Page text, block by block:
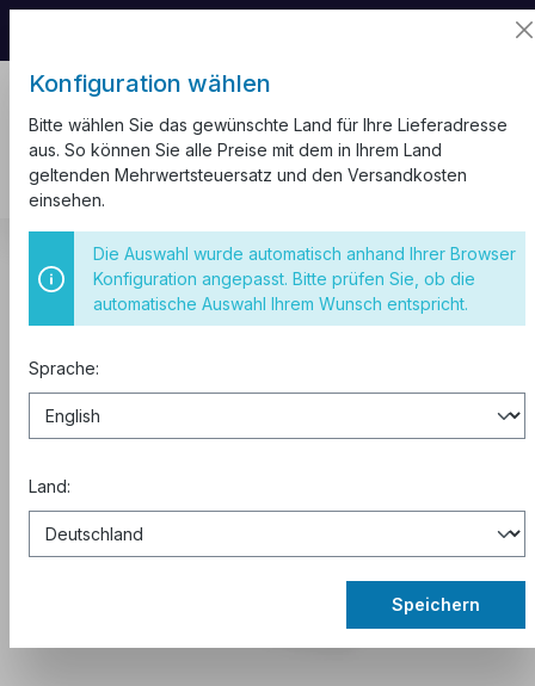
Kabel und Leitungen
Aderleitung H07V-K
Aderleitung H07V-K 2,5 mm²
Aderleitung flexibel H07V-K 2,5
mm² braun 100 Meter
Konfiguration wählen
Bitte wählen Sie das gewünschte Land für Ihre Lieferadresse
aus. So können Sie alle Preise mit dem in Ihrem Land
geltenden Mehrwertsteuersatz und den Versandkosten
einsehen.
Die Auswahl wurde automatisch anhand Ihrer Browser
Konfiguration angepasst. Bitte prüfen Sie, ob die
automatische Auswahl Ihrem Wunsch entspricht.
Sprache:
Land:
Speichern